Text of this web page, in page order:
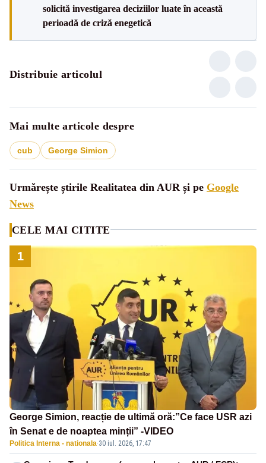
solicită investigarea deciziilor luate în această
perioadă de criză enegetică
Distribuie articolul
Mai multe articole despre
cub George Simion
Urmărește știrile Realitatea din AUR și pe Google
News
CELE MAI CITITE
1
George Simion, reacție de ultimă oră:”Ce face USR azi
în Senat e de noaptea minții” -VIDEO
Politica Interna - nationala·30 iul. 2026, 17:47